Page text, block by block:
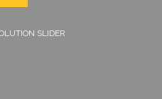
SLIDER